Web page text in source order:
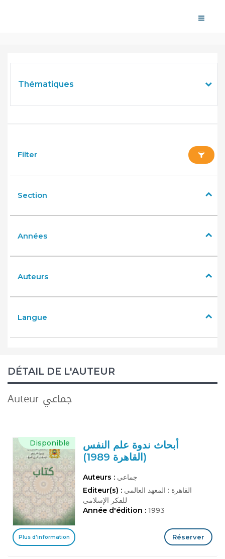
DÉTAIL DE L'AUTEUR
Auteur جماعي
Disponible
أبحاث ندوة علم النفس
(القاهرة 1989)
Auteurs : جماعي
Editeur(s) : القاهرة : المعهد العالمي
للفكر الإسلامي
Année d'édition : 1993
Plus d'information Réserver
Thématiques
filter
Section
Années
Auteurs
Langue